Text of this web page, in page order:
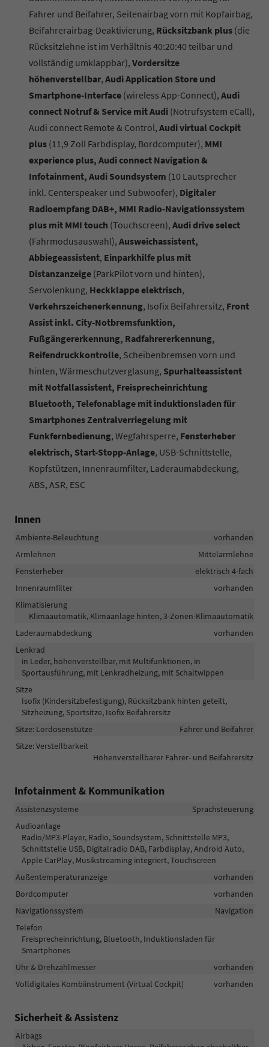
Fahrer und Beifahrer, Seitenairbag vorn mit Kopfairbag,
Beifahrerairbag-Deaktivierung, Rücksitzbank plus (die
Rücksitzlehne ist im Verhältnis 40:20:40 teilbar und
vollständig umklappbar), Vordersitze
höhenverstellbar, Audi Application Store und
Smartphone-Interface (wireless App-Connect), Audi
connect Notruf & Service mit Audi (Notrufsystem eCall),
Audi connect Remote & Control, Audi virtual Cockpit
plus (11,9 Zoll Farbdisplay, Bordcomputer), MMI
experience plus, Audi connect Navigation &
Infotainment, Audi Soundsystem (10 Lautsprecher
inkl. Centerspeaker und Subwoofer), Digitaler
Radioempfang DAB+, MMI Radio-Navigationssystem
plus mit MMI touch (Touchscreen), Audi drive select
(Fahrmodusauswahl), Ausweichassistent,
Abbiegeassistent, Einparkhilfe plus mit
Distanzanzeige (ParkPilot vorn und hinten),
Servolenkung, Heckklappe elektrisch,
Verkehrszeichenerkennung, Isofix Beifahrersitz, Front
Assist inkl. City-Notbremsfunktion,
Fußgängererkennung, Radfahrererkennung,
Reifendruckkontrolle, Scheibenbremsen vorn und
hinten, Wärmeschutzverglasung, Spurhalteassistent
mit Notfallassistent, Freisprecheinrichtung
Bluetooth, Telefonablage mit induktionsladen für
Smartphones Zentralverriegelung mit
Funkfernbedienung, Wegfahrsperre, Fensterheber
elektrisch, Start-Stopp-Anlage, USB-Schnittstelle,
Kopfstützen, Innenraumfilter, Laderaumabdeckung,
ABS, ASR, ESC
Innen
Ambiente-Beleuchtung
vorhanden
Armlehnen
Mittelarmlehne
Fensterheber
elektrisch 4-fach
Innenraumfilter
vorhanden
Klimatisierung
Klimaautomatik, Klimaanlage hinten, 3-Zonen-Klimaautomatik
Laderaumabdeckung
vorhanden
Lenkrad
in Leder, höhenverstellbar, mit Multifunktionen, in
Sportausführung, mit Lenkradheizung, mit Schaltwippen
Sitze
Isofix (Kindersitzbefestigung), Rücksitzbank hinten geteilt,
Sitzheizung, Sportsitze, Isofix Beifahrersitz
Sitze: Lordosenstütze
Fahrer und Beifahrer
Sitze: Verstellbarkeit
Höhenverstellbarer Fahrer- und Beifahrersitz
Infotainment & Kommunikation
Assistenzsysteme
Sprachsteuerung
Audioanlage
Radio/MP3-Player, Radio, Soundsystem, Schnittstelle MP3,
Schnittstelle USB, Digitalradio DAB, Farbdisplay, Android Auto,
Apple CarPlay, Musikstreaming integriert, Touchscreen
Außentemperaturanzeige
vorhanden
Bordcomputer
vorhanden
Navigationssystem
Navigation
Telefon
Freisprecheinrichtung, Bluetooth, Induktionsladen für
Smartphones
Uhr & Drehzahlmesser
vorhanden
Volldigitales Kombiinstrument (Virtual Cockpit)
vorhanden
Sicherheit & Assistenz
Airbags